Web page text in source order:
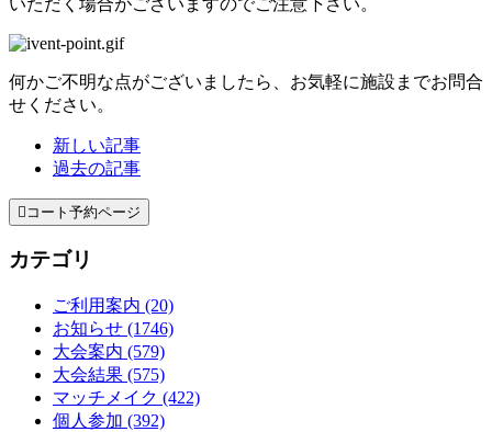
何かご不明な点がございましたら、お気軽に施設までお問合
せください。
新しい記事
過去の記事
 コート予約ページ
カテゴリ
ご利用案内 (20)
お知らせ (1746)
大会案内 (579)
大会結果 (575)
マッチメイク (422)
個人参加 (392)